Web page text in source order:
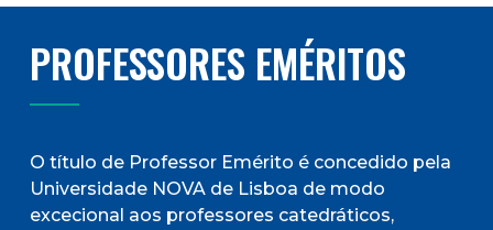
PROFESSORES EMÉRITOS
O título de Professor Emérito é concedido pela
Universidade NOVA de Lisboa de modo
excecional aos professores catedráticos,